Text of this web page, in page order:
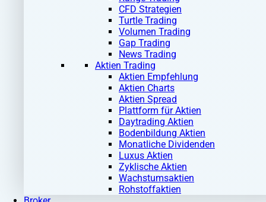
CFD Strategien
Turtle Trading
Volumen Trading
Gap Trading
News Trading
Aktien Trading
Aktien Empfehlung
Aktien Charts
Aktien Spread
Plattform für Aktien
Daytrading Aktien
Bodenbildung Aktien
Monatliche Dividenden
Luxus Aktien
Zyklische Aktien
Wachstumsaktien
Rohstoffaktien